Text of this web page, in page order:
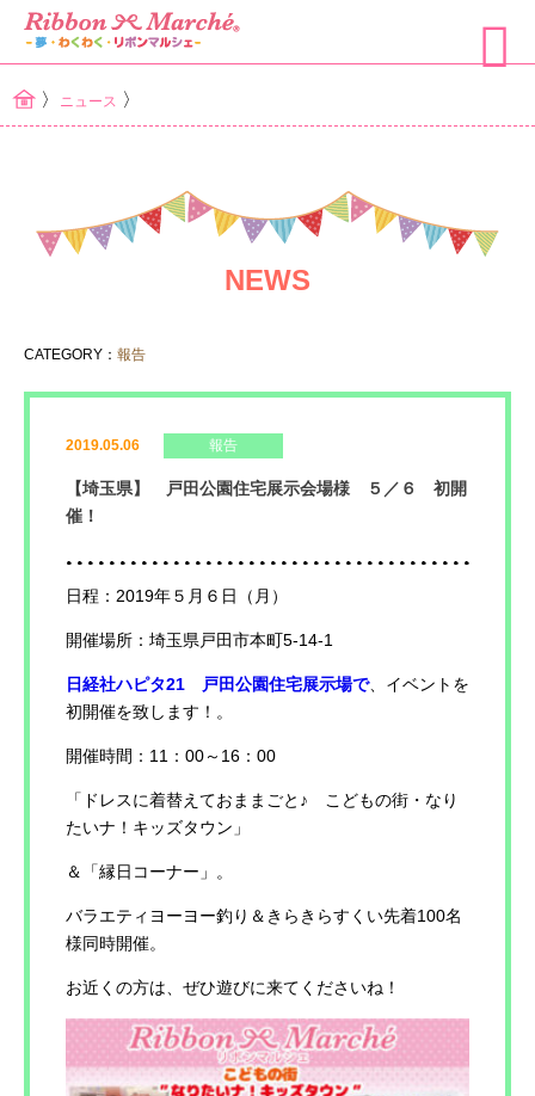
〉 ニュース 〉
NEWS
CATEGORY： 報告
2019.05.06 報告
【埼玉県】 戸田公園住宅展示会場様 ５／６ 初開
催！
日程：2019年５月６日（月）
開催場所：埼玉県戸田市本町5-14-1
日経社ハピタ21 戸田公園住宅展示場で、イベントを
初開催を致します！。
開催時間：11：00～16：00
「ドレスに着替えておままごと♪ こどもの街・なり
たいナ！キッズタウン」
＆「縁日コーナー」。
バラエティヨーヨー釣り＆きらきらすくい先着100名
様同時開催。
お近くの方は、ぜひ遊びに来てくださいね！